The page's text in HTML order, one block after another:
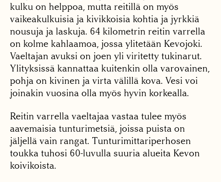
kulku on helppoa, mutta reitillä on myös
vaikeakulkuisia ja kivikkoisia kohtia ja jyrkkiä
nousuja ja laskuja. 64 kilometrin reitin varrella
on kolme kahlaamoa, jossa ylitetään Kevojoki.
Vaeltajan avuksi on joen yli viritetty tukinarut.
Ylityksissä kannattaa kuitenkin olla varovainen,
pohja on kivinen ja virta välillä kova. Vesi voi
joinakin vuosina olla myös hyvin korkealla.
Reitin varrella vaeltajaa vastaa tulee myös
aavemaisia tunturimetsiä, joissa puista on
jäljellä vain rangat. Tunturimittariperhosen
toukka tuhosi 60-luvulla suuria alueita Kevon
koivikoista.